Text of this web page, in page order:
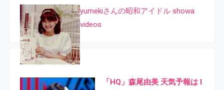
yumekiさんの昭和アイドル showa
videos
「HQ」森尾由美 天気予報は I